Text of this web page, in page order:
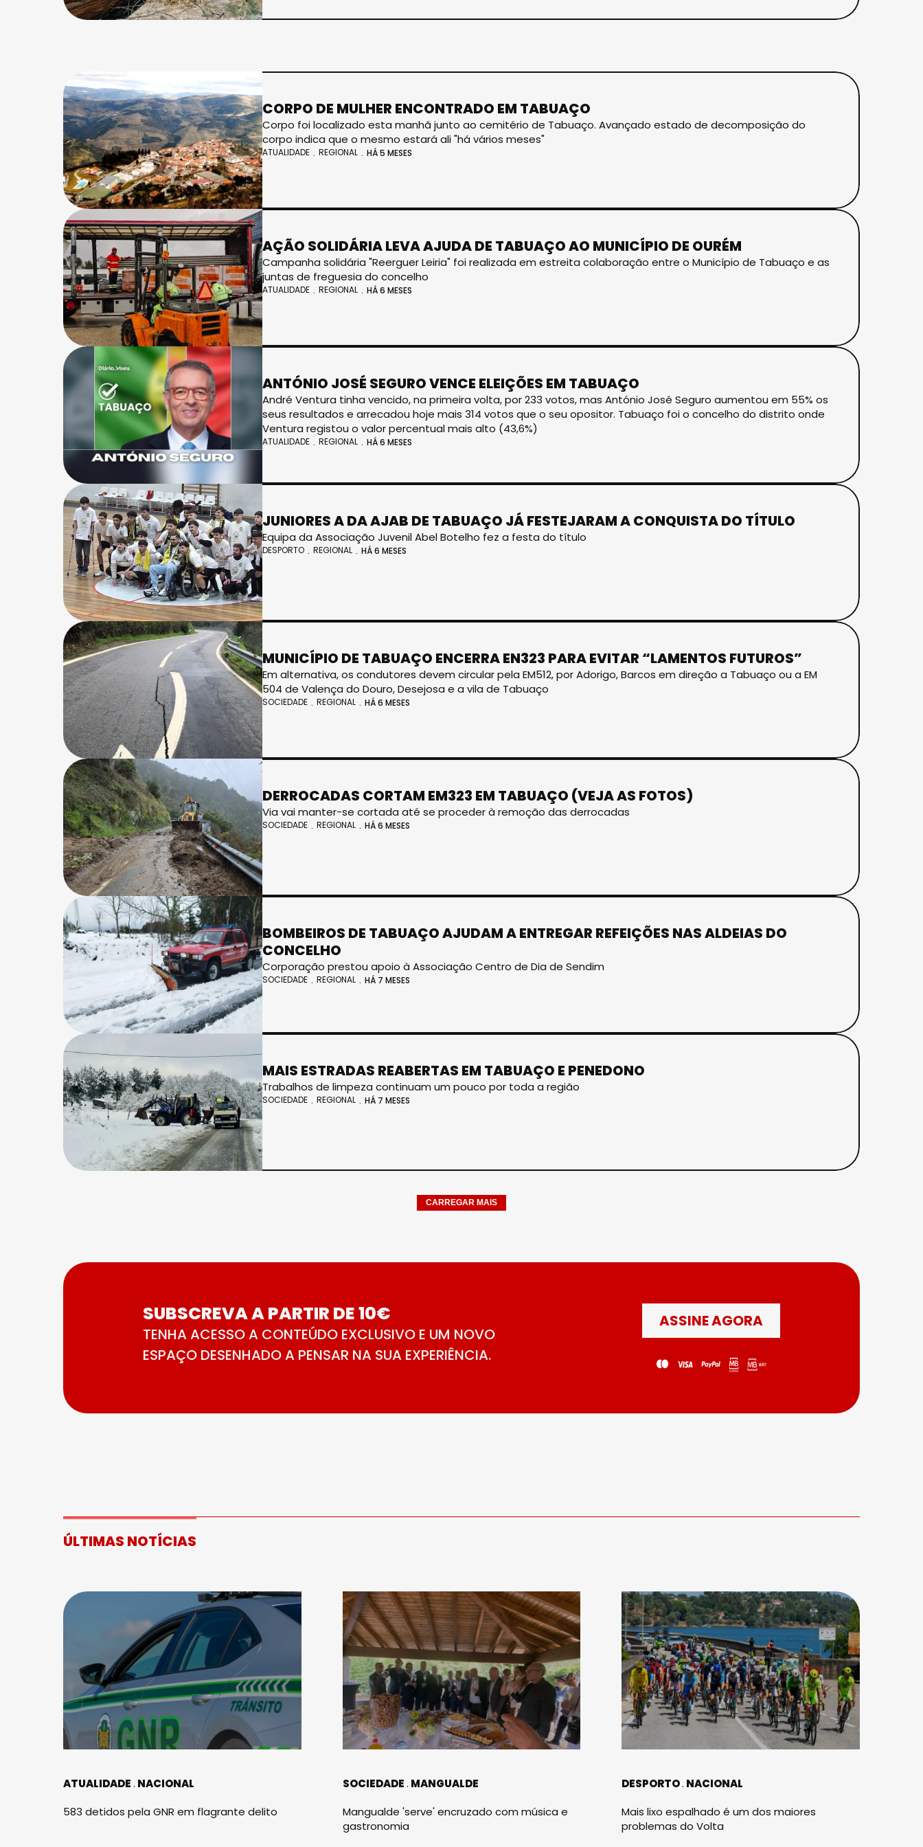
CORPO DE MULHER ENCONTRADO EM TABUAÇO
Corpo foi localizado esta manhã junto ao cemitério de Tabuaço. Avançado estado de decomposição do
corpo indica que o mesmo estará ali "há vários meses"
ATUALIDADE REGIONAL HÁ 5 MESES
AÇÃO SOLIDÁRIA LEVA AJUDA DE TABUAÇO AO MUNICÍPIO DE OURÉM
Campanha solidária "Reerguer Leiria" foi realizada em estreita colaboração entre o Município de Tabuaço e as
juntas de freguesia do concelho
ATUALIDADE REGIONAL HÁ 6 MESES
ANTÓNIO JOSÉ SEGURO VENCE ELEIÇÕES EM TABUAÇO
André Ventura tinha vencido, na primeira volta, por 233 votos, mas António José Seguro aumentou em 55% os
seus resultados e arrecadou hoje mais 314 votos que o seu opositor. Tabuaço foi o concelho do distrito onde
Ventura registou o valor percentual mais alto (43,6%)
ATUALIDADE REGIONAL HÁ 6 MESES
JUNIORES A DA AJAB DE TABUAÇO JÁ FESTEJARAM A CONQUISTA DO TÍTULO
Equipa da Associação Juvenil Abel Botelho fez a festa do título
DESPORTO REGIONAL HÁ 6 MESES
MUNICÍPIO DE TABUAÇO ENCERRA EN323 PARA EVITAR “LAMENTOS FUTUROS”
Em alternativa, os condutores devem circular pela EM512, por Adorigo, Barcos em direção a Tabuaço ou a EM
504 de Valença do Douro, Desejosa e a vila de Tabuaço
SOCIEDADE REGIONAL HÁ 6 MESES
DERROCADAS CORTAM EM323 EM TABUAÇO (VEJA AS FOTOS)
Via vai manter-se cortada até se proceder à remoção das derrocadas
SOCIEDADE REGIONAL HÁ 6 MESES
BOMBEIROS DE TABUAÇO AJUDAM A ENTREGAR REFEIÇÕES NAS ALDEIAS DO
CONCELHO
Corporação prestou apoio à Associação Centro de Dia de Sendim
SOCIEDADE REGIONAL HÁ 7 MESES
MAIS ESTRADAS REABERTAS EM TABUAÇO E PENEDONO
Trabalhos de limpeza continuam um pouco por toda a região
SOCIEDADE REGIONAL HÁ 7 MESES
CARREGAR MAIS
SUBSCREVA A PARTIR DE 10€
TENHA ACESSO A CONTEÚDO EXCLUSIVO E UM NOVO
ESPAÇO DESENHADO A PENSAR NA SUA EXPERIÊNCIA.
ASSINE AGORA
ÚLTIMAS NOTÍCIAS
ATUALIDADE NACIONAL
583 detidos pela GNR em flagrante delito
SOCIEDADE MANGUALDE
Mangualde 'serve' encruzado com música e
gastronomia
DESPORTO NACIONAL
Mais lixo espalhado é um dos maiores
problemas do Volta